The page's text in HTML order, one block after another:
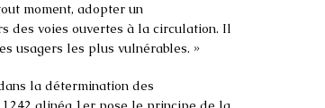
moment, adopter un
des voies ouvertes à la circulation. Il
usagers les plus vulnérables. »
la détermination des